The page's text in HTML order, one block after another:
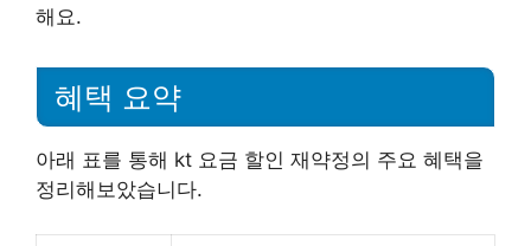
해요.
혜택 요약
아래 표를 통해 kt 요금 할인 재약정의 주요 혜택을
정리해보았습니다.